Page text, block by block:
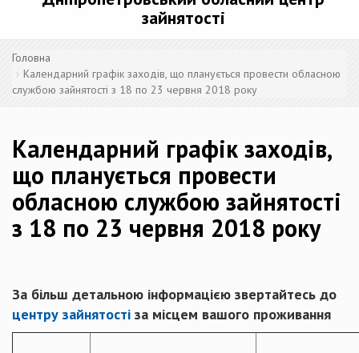
зайнятості
Головна
Календарний графік заходів, що планується провести обласною
службою зайнятості з 18 по 23 червня 2018 року
Календарний графік заходів,
що планується провести
обласною службою зайнятості
з 18 по 23 червня 2018 року
За більш детальною інформацією звертайтесь до
центру зайнятості за місцем вашого проживання